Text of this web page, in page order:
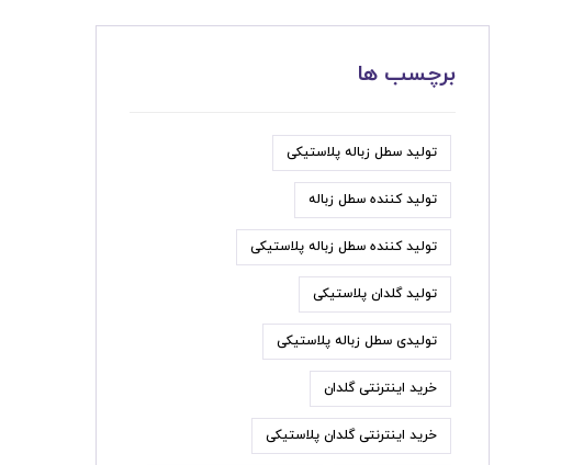
برچسب ها
تولید سطل زباله پلاستیکی
تولید کننده سطل زباله
تولید کننده سطل زباله پلاستیکی
تولید گلدان پلاستیکی
تولیدی سطل زباله پلاستیکی
خرید اینترنتی گلدان
خرید اینترنتی گلدان پلاستیکی